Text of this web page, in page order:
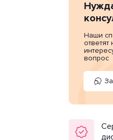
Наши
вопрос